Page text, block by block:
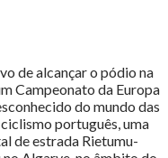
de alcançar o pódio na
Campeonato da Europa
do mundo das
português, uma
de estrada Rietumu-